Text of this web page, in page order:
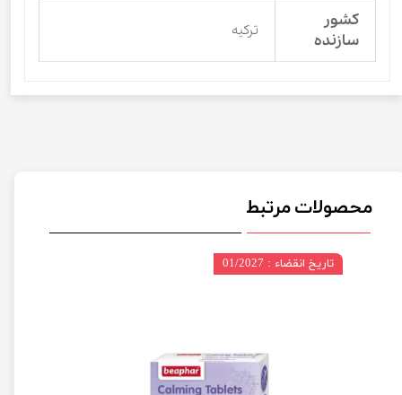
کشور
سازنده
ترکیه
محصولات مرتبط
تاریخ انقضاء : 01/2027